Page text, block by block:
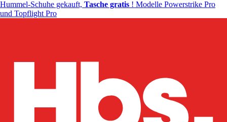
Hummel-Schuhe gekauft, Tasche gratis ! Modelle Powerstrike Pro
und Topflight Pro